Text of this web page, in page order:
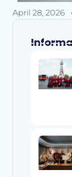
April 28, 2026